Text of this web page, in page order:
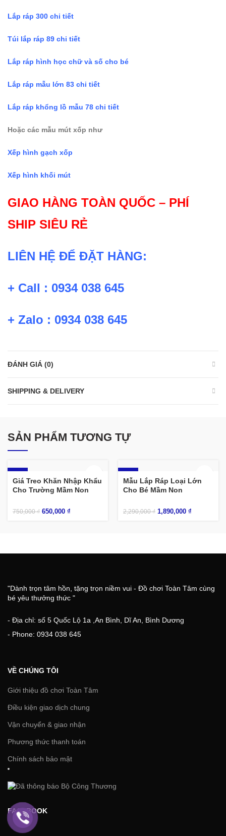
Lắp ráp 300 chi tiết
Túi lắp ráp 89 chi tiết
Lắp ráp hình học chữ và số cho bé
Lắp ráp mẫu lớn 83 chi tiết
Lắp ráp khổng lồ mẫu 78 chi tiết
Hoặc các mẫu mút xốp như
Xếp hình gạch xốp
Xếp hình khối mút
GIAO HÀNG TOÀN QUỐC – PHÍ
SHIP SIÊU RẺ
LIÊN HỆ ĐỂ ĐẶT HÀNG:
+ Call : 0934 038 645
+ Zalo : 0934 038 645
ĐÁNH GIÁ (0)
SHIPPING & DELIVERY
SẢN PHẨM TƯƠNG TỰ
-13%
Giá Treo Khăn Nhập Khẩu
Cho Trường Mầm Non
750,000₫ 650,000 ₫
-17%
Mẫu Lắp Ráp Loại Lớn
Cho Bé Mầm Non
2,290,000₫ 1,890,000 ₫
"Dành trọn tâm hồn, tặng trọn niềm vui - Đồ chơi Toàn Tâm cùng
bé yêu thưởng thức "
- Địa chỉ: số 5 Quốc Lộ 1a ,An Bình, Dĩ An, Bình Dương
- Phone: 0934 038 645
VỀ CHÚNG TÔI
Giới thiệu đồ chơi Toàn Tâm
Điều kiện giao dịch chung
Vận chuyển & giao nhận
Phương thức thanh toán
Chính sách bảo mật
FACEBOOK